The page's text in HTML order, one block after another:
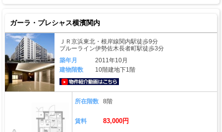
ガーラ・プレシャス横濱関内
ＪＲ京浜東北・根岸線関内駅徒歩9分
ブルーライン伊勢佐木長者町駅徒歩3分
築年月
2011年10月
建物階数
10階建地下1階
所在階数 8階
賃料 83,000円